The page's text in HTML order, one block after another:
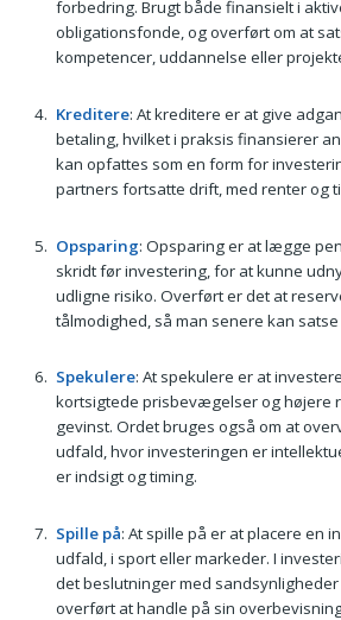
forbedring. Brugt både finansielt i
obligationsfonde, og overført om at
kompetencer, uddannelse eller
Kreditere: At kreditere er at give
betaling, hvilket i praksis finansierer
kan opfattes som en form for
partners fortsatte drift, med renter og
Opsparing: Opsparing er at lægge
skridt før investering, for at kunne
udligne risiko. Overført er det at
tålmodighed, så man senere kan
Spekulere: At spekulere er at
kortsigtede prisbevægelser og højere
gevinst. Ordet bruges også om at
udfald, hvor investeringen er
er indsigt og timing.
Spille på: At spille på er at placere en
udfald, i sport eller markeder. I
det beslutninger med
overført at handle på sin